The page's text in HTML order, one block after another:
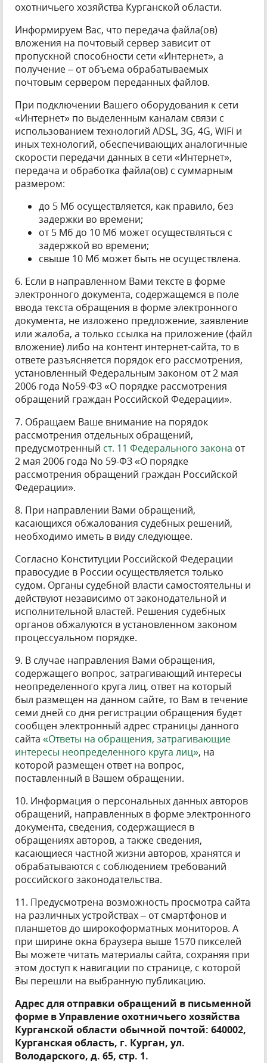
охотничьего хозяйства Курганской области.
Информируем Вас, что передача файла(ов)
вложения на почтовый сервер зависит от
пропускной способности сети «Интернет», а
получение – от объема обрабатываемых
почтовым сервером переданных файлов.
При подключении Вашего оборудования к сети
«Интернет» по выделенным каналам связи с
использованием технологий ADSL, 3G, 4G, WiFi и
иных технологий, обеспечивающих аналогичные
скорости передачи данных в сети «Интернет»,
передача и обработка файла(ов) с суммарным
размером:
до 5 Мб осуществляется, как правило, без
задержки во времени;
от 5 Мб до 10 Мб может осуществляться с
задержкой во времени;
свыше 10 Мб может быть не осуществлена.
6. Если в направленном Вами тексте в форме
электронного документа, содержащемся в поле
ввода текста обращения в форме электронного
документа, не изложено предложение, заявление
или жалоба, а только ссылка на приложение (файл
вложение) либо на контент интернет-сайта, то в
ответе разъясняется порядок его рассмотрения,
установленный Федеральным законом от 2 мая
2006 года No59-ФЗ «О порядке рассмотрения
обращений граждан Российской Федерации».
7. Обращаем Ваше внимание на порядок
рассмотрения отдельных обращений,
предусмотренный ст. 11 Федерального закона от
2 мая 2006 года No 59-ФЗ «О порядке
рассмотрения обращений граждан Российской
Федерации».
8. При направлении Вами обращений,
касающихся обжалования судебных решений,
необходимо иметь в виду следующее.
Согласно Конституции Российской Федерации
правосудие в России осуществляется только
судом. Органы судебной власти самостоятельны и
действуют независимо от законодательной и
исполнительной властей. Решения судебных
органов обжалуются в установленном законом
процессуальном порядке.
9. В случае направления Вами обращения,
содержащего вопрос, затрагивающий интересы
неопределенного круга лиц, ответ на который
был размещен на данном сайте, то Вам в течение
семи дней со дня регистрации обращения будет
сообщен электронный адрес страницы данного
сайта «Ответы на обращения, затрагивающие
интересы неопределенного круга лиц», на
которой размещен ответ на вопрос,
поставленный в Вашем обращении.
10. Информация о персональных данных авторов
обращений, направленных в форме электронного
документа, сведения, содержащиеся в
обращениях авторов, а также сведения,
касающиеся частной жизни авторов, хранятся и
обрабатываются с соблюдением требований
российского законодательства.
11. Предусмотрена возможность просмотра сайта
на различных устройствах – от смартфонов и
планшетов до широкоформатных мониторов. А
при ширине окна браузера выше 1570 пикселей
Вы можете читать материалы сайта, сохраняя при
этом доступ к навигации по странице, с которой
Вы перешли на выбранную публикацию.
Адрес для отправки обращений в письменной
форме в Управление охотничьего хозяйства
Курганской области обычной почтой: 640002,
Курганская область, г. Курган, ул.
Володарского, д. 65, стр. 1.